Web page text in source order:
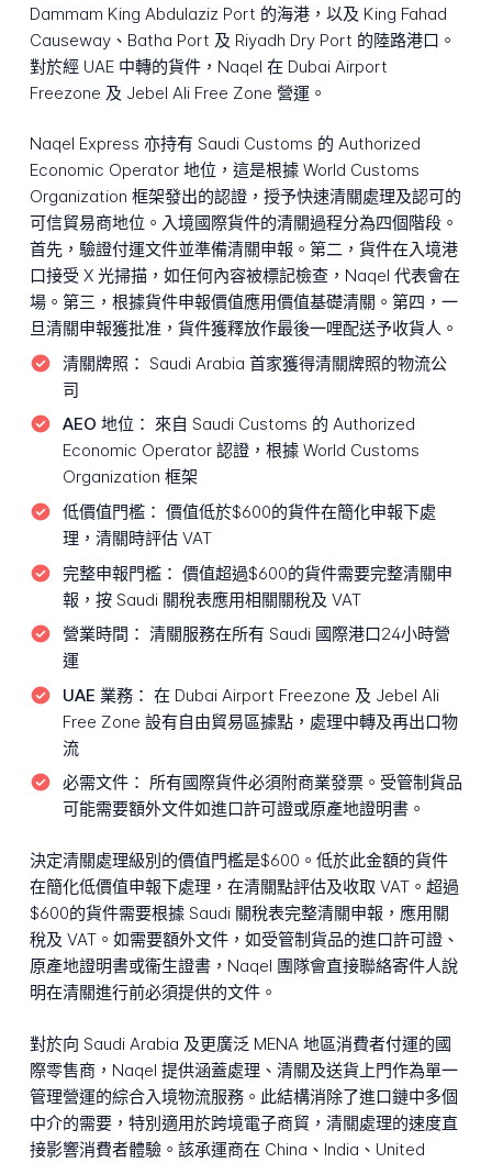
Dammam King Abdulaziz Port 的海港，以及 King Fahad
Causeway、Batha Port 及 Riyadh Dry Port 的陸路港口。
對於經 UAE 中轉的貨件，Naqel 在 Dubai Airport
Freezone 及 Jebel Ali Free Zone 營運。
Naqel Express 亦持有 Saudi Customs 的 Authorized
Economic Operator 地位，這是根據 World Customs
Organization 框架發出的認證，授予快速清關處理及認可的
可信貿易商地位。入境國際貨件的清關過程分為四個階段。
首先，驗證付運文件並準備清關申報。第二，貨件在入境港
口接受 X 光掃描，如任何內容被標記檢查，Naqel 代表會在
場。第三，根據貨件申報價值應用價值基礎清關。第四，一
旦清關申報獲批准，貨件獲釋放作最後一哩配送予收貨人。
清關牌照： Saudi Arabia 首家獲得清關牌照的物流公
司
AEO 地位： 來自 Saudi Customs 的 Authorized
Economic Operator 認證，根據 World Customs
Organization 框架
低價值門檻： 價值低於$600的貨件在簡化申報下處
理，清關時評估 VAT
完整申報門檻： 價值超過$600的貨件需要完整清關申
報，按 Saudi 關稅表應用相關關稅及 VAT
營業時間： 清關服務在所有 Saudi 國際港口24小時營
運
UAE 業務： 在 Dubai Airport Freezone 及 Jebel Ali
Free Zone 設有自由貿易區據點，處理中轉及再出口物
流
必需文件： 所有國際貨件必須附商業發票。受管制貨品
可能需要額外文件如進口許可證或原產地證明書。
決定清關處理級別的價值門檻是$600。低於此金額的貨件
在簡化低價值申報下處理，在清關點評估及收取 VAT。超過
$600的貨件需要根據 Saudi 關稅表完整清關申報，應用關
稅及 VAT。如需要額外文件，如受管制貨品的進口許可證、
原產地證明書或衞生證書，Naqel 團隊會直接聯絡寄件人說
明在清關進行前必須提供的文件。
對於向 Saudi Arabia 及更廣泛 MENA 地區消費者付運的國
際零售商，Naqel 提供涵蓋處理、清關及送貨上門作為單一
管理營運的綜合入境物流服務。此結構消除了進口鏈中多個
中介的需要，特別適用於跨境電子商貿，清關處理的速度直
接影響消費者體驗。該承運商在 China、India、United